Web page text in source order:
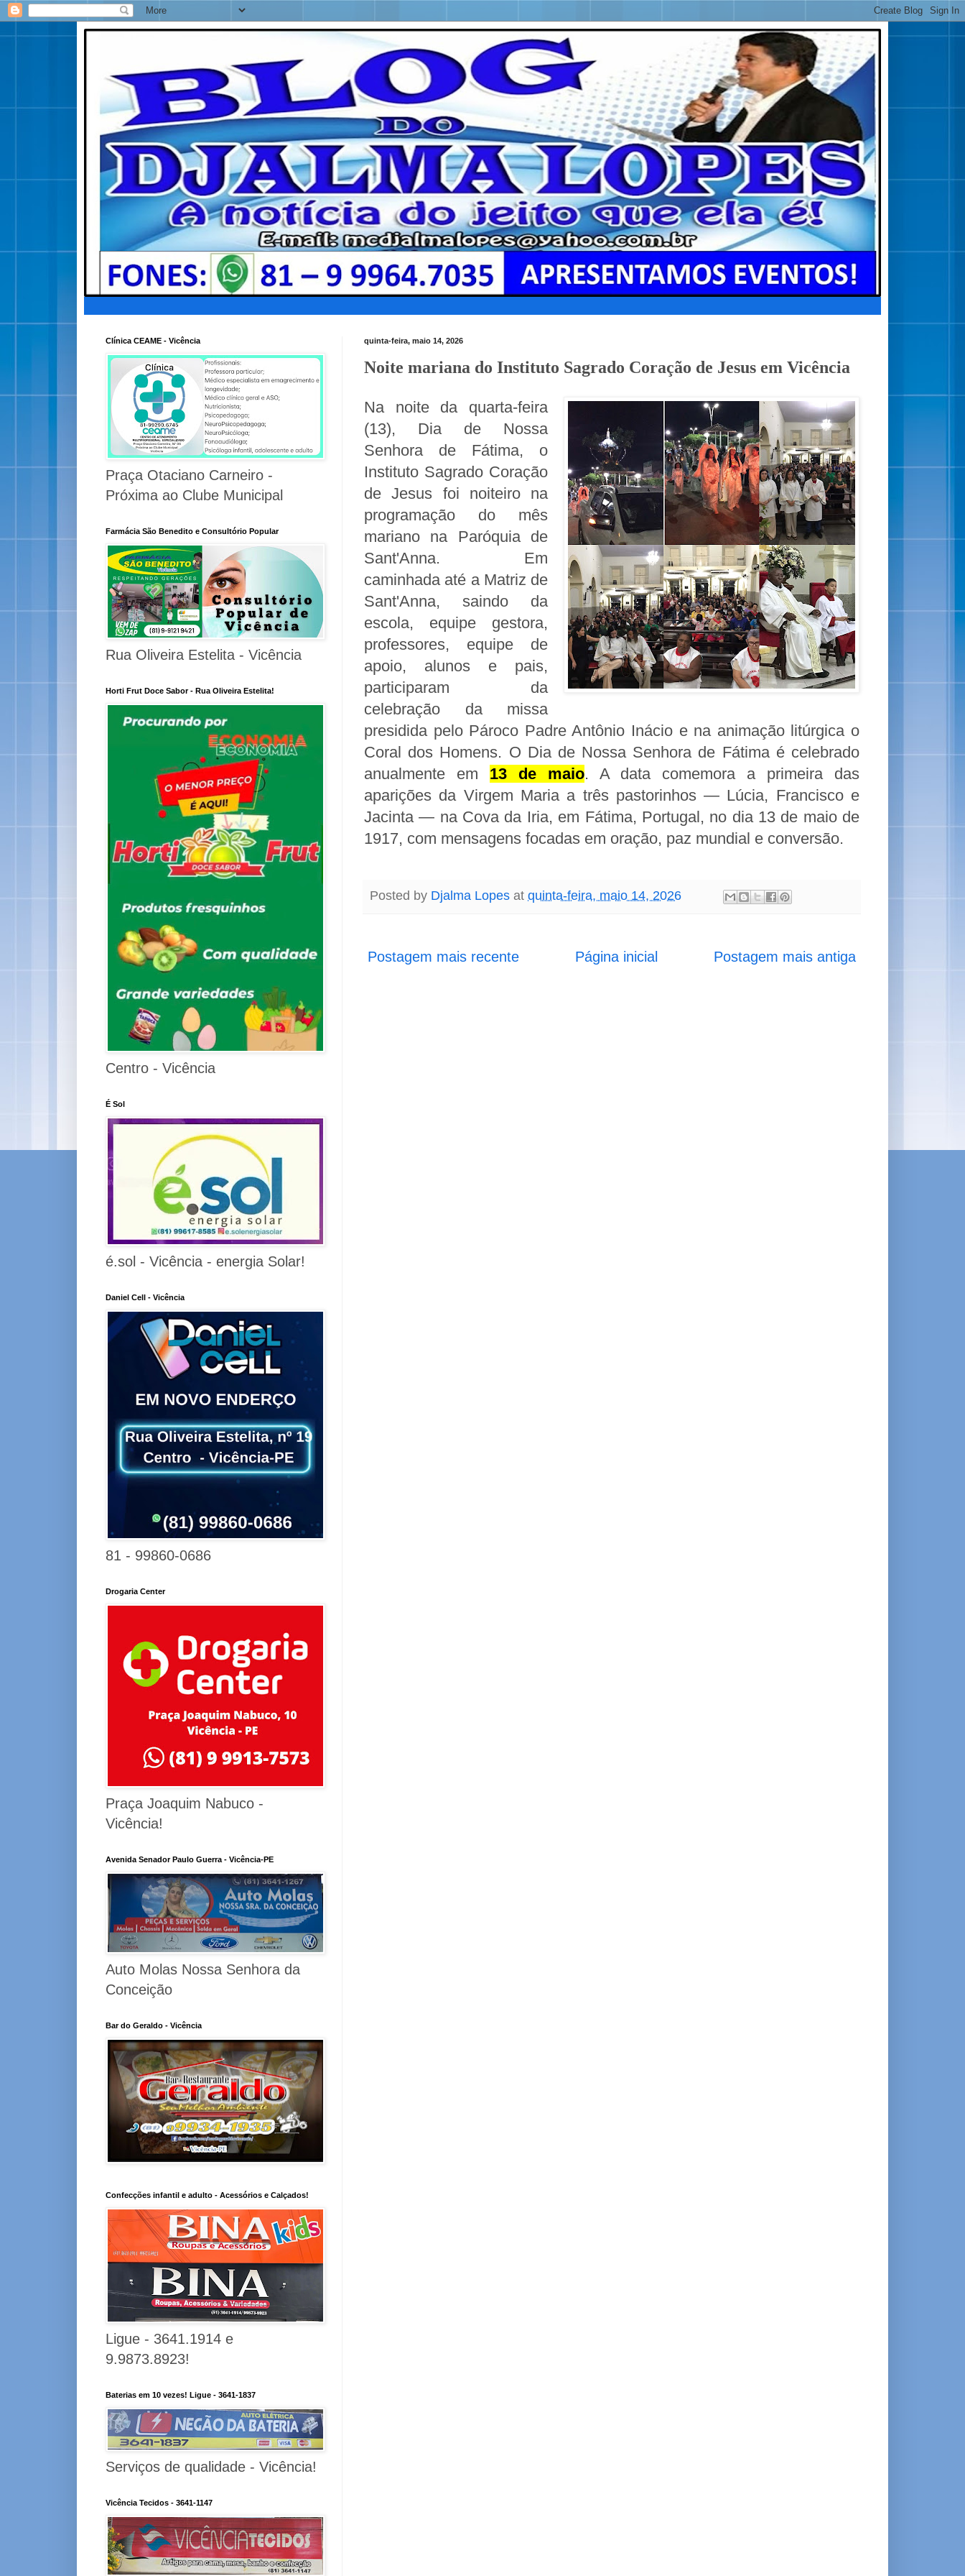
quinta-feira, maio 14, 2026
Noite mariana do Instituto Sagrado Coração de Jesus em Vicência
Na noite da quarta-feira
(13), Dia de Nossa
Senhora de Fátima, o
Instituto Sagrado Coração
de Jesus foi noiteiro na
programação do mês
mariano na Paróquia de
Sant'Anna. Em
caminhada até a Matriz de
Sant'Anna, saindo da
escola, equipe gestora,
professores, equipe de
apoio, alunos e pais,
participaram da
celebração da missa
presidida pelo Pároco Padre Antônio Inácio e na animação litúrgica o
Coral dos Homens. O Dia de Nossa Senhora de Fátima é celebrado
anualmente em 13 de maio. A data comemora a primeira das
aparições da Virgem Maria a três pastorinhos — Lúcia, Francisco e
Jacinta — na Cova da Iria, em Fátima, Portugal, no dia 13 de maio de
1917, com mensagens focadas em oração, paz mundial e conversão.
Posted by Djalma Lopes at quinta-feira, maio 14, 2026
Postagem mais recente Postagem mais antiga
Página inicial
Clínica CEAME - Vicência
Praça Otaciano Carneiro -
Próxima ao Clube Municipal
Farmácia São Benedito e Consultório Popular
Rua Oliveira Estelita - Vicência
Horti Frut Doce Sabor - Rua Oliveira Estelita!
Centro - Vicência
É Sol
é.sol - Vicência - energia Solar!
Daniel Cell - Vicência
81 - 99860-0686
Drogaria Center
Praça Joaquim Nabuco -
Vicência!
Avenida Senador Paulo Guerra - Vicência-PE
Auto Molas Nossa Senhora da
Conceição
Bar do Geraldo - Vicência
Confecções infantil e adulto - Acessórios e Calçados!
Ligue - 3641.1914 e
9.9873.8923!
Baterias em 10 vezes! Ligue - 3641-1837
Serviços de qualidade - Vicência!
Vicência Tecidos - 3641-1147